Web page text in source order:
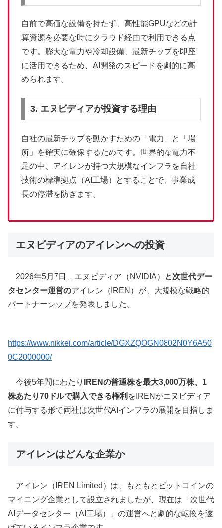
自前で高価な設備を持たず、高性能GPUなどの計
算資源を必要な時にクラウド経由で利用できる点
です。膨大な電力や冷却設備、最新チップを即座
に活用できるため、AI開発のスピードを劇的に高
められます。
3. エヌビディアが投資する理由
自社の最新チップを動かすための「電力」と「場
所」を確実に確保するためです。世界的な電力不
足の中、アイレンが持つ大規模なインフラを自社
技術の標準拠点（AI工場）とすることで、事業成
長の停滞を防ぎます。
エヌビディアのアイレンへの投資
2026年5月7日、エヌビディア（NVIDIA）
と次世代デー
タセンター運営のアイレン（IREN）が、大規模な戦略的
パートナーシップを発表しました。
https://www.nikkei.com/article/DGXZQOGN0802N0Y6A50
0C2000000/
今後5年間にわたり
IRENの普通株を最大3,000万株、1
株あたり70ドルで購入できる権利 をIRENがエヌビディア
に付与する形で両社は次世代AIインフラの展開を目指しま
す。
アイレンはどんな企業か
アイレン（IREN Limited）は、もともとビットコインの
マイニング企業として設立されましたが、現在は「次世代
AIデータセンター（AI工場）」の運営へと劇的な転換を遂